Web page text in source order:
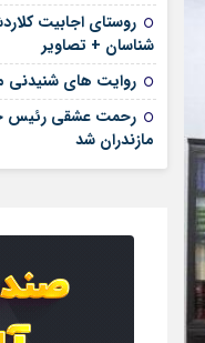
روستای اجابیت
شناسان + تصاویر
روایت های شنیدنی
رحمت عشقی رئیس
مازندران شد